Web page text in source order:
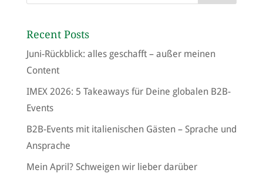
Recent Posts
Juni-Rückblick: alles geschafft – außer meinen
Content
IMEX 2026: 5 Takeaways für Deine globalen B2B-
Events
B2B-Events mit italienischen Gästen – Sprache und
Ansprache
Mein April? Schweigen wir lieber darüber